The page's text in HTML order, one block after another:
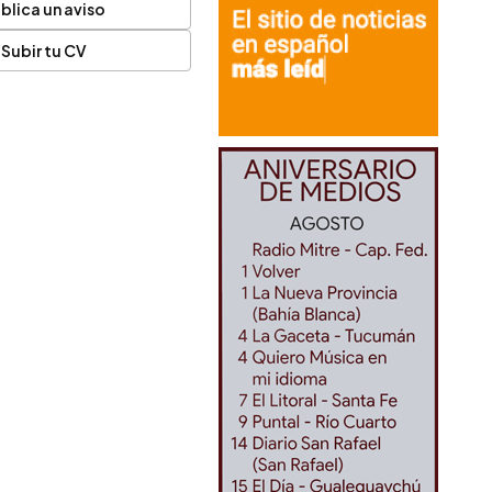
un aviso
Subir tu CV